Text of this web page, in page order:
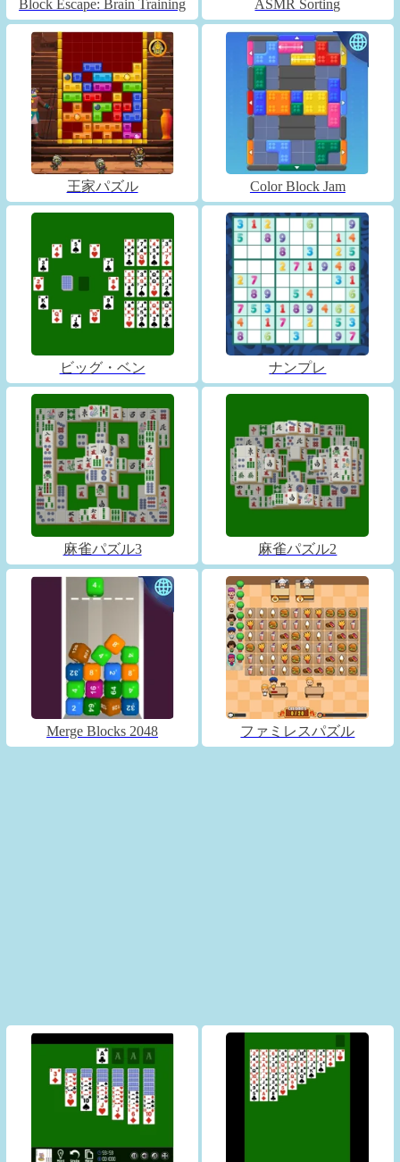
Block Escape: Brain Training ASMR Sorting
王家パズル Color Block Jam
ビッグ・ベン ナンプレ
麻雀パズル3 麻雀パズル2
Merge Blocks 2048 ファミレスパズル